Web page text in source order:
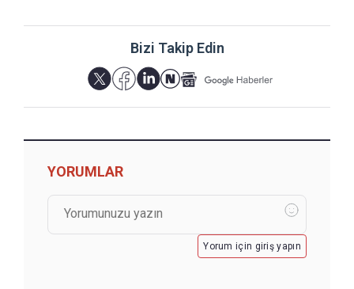
Bizi Takip Edin
YORUMLAR
Yorum için giriş yapın